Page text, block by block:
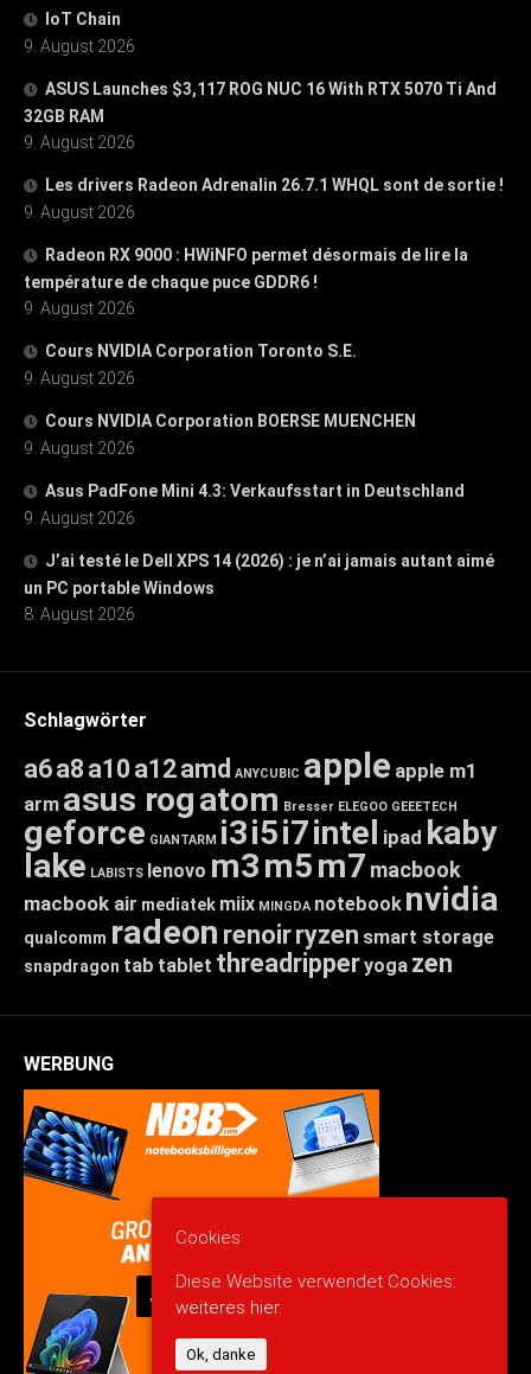
IoT Chain
9. August 2026
ASUS Launches $3,117 ROG NUC 16 With RTX 5070 Ti And
32GB RAM
9. August 2026
Les drivers Radeon Adrenalin 26.7.1 WHQL sont de sortie !
9. August 2026
Radeon RX 9000 : HWiNFO permet désormais de lire la
température de chaque puce GDDR6 !
9. August 2026
Cours NVIDIA Corporation Toronto S.E.
9. August 2026
Cours NVIDIA Corporation BOERSE MUENCHEN
9. August 2026
Asus PadFone Mini 4.3: Verkaufsstart in Deutschland
9. August 2026
J’ai testé le Dell XPS 14 (2026) : je n’ai jamais autant aimé
un PC portable Windows
8. August 2026
Schlagwörter
a6a8 a10 a12amd ANYCUBIC apple apple m1
arm asus rogatom Bresser ELEGOO GEEETECH
geforce GIANTARM i3i5i7intel ipad kaby
lake LABISTS lenovo m3m5m7 macbook
macbook air mediatek miix MINGDA notebook nvidia
qualcomm radeon renoirryzen smart storage
snapdragon tab tablet threadripperyoga zen
WERBUNG
Cookies
Diese Website verwendet Cookies:
weiteres hier.
Ok, danke